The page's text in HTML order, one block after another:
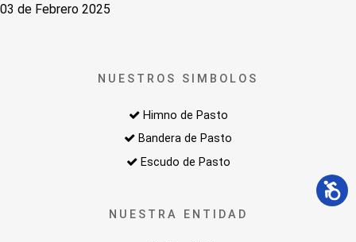
03 de Febrero 2025
NUESTROS SIMBOLOS
Himno de Pasto
Bandera de Pasto
Escudo de Pasto
NUESTRA ENTIDAD